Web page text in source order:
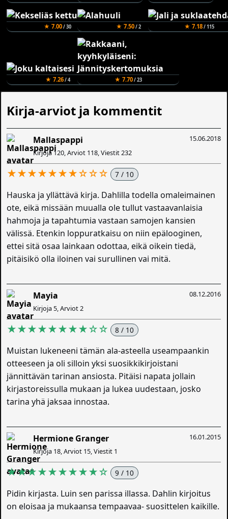
★ 7.00/ 30 ★ 7.50/ 2 ★ 7.18/ 115
★ 7.26/ 4 ★ 7.70/ 23
Kirja-arviot ja kommentit
15.06.2018
Mallaspappi
Kirjoja 120, Arviot 118, Viestit 232
★★★★★★★☆☆☆ 7 / 10
Hauska ja yllättävä kirja. Dahlilla todella omaleimainen
ote, eikä missään muualla ole tullut vastaavanlaisia
hahmoja ja tapahtumia vastaan samojen kansien
välissä. Etenkin loppuratkaisu on niin epälooginen,
ettei sitä osaa lainkaan odottaa, eikä oikein tiedä,
pitäisikö olla iloinen vai surullinen vai mitä.
08.12.2016
Mayia
Kirjoja 5, Arviot 2
★★★★★★★★☆☆ 8 / 10
Muistan lukeneeni tämän ala-asteella useampaankin
otteeseen ja oli silloin yksi suosikkikirjoistani
jännittävän tarinan ansiosta. Pitäisi napata jollain
kirjastoreissulla mukaan ja lukea uudestaan, josko
tarina yhä jaksaa innostaa.
16.01.2015
Hermione Granger
Kirjoja 18, Arviot 15, Viestit 1
★★★★★★★★★☆ 9 / 10
Pidin kirjasta. Luin sen parissa illassa. Dahlin kirjoitus
on eloisaa ja mukaansa tempaavaa- suosittelen kaikille.